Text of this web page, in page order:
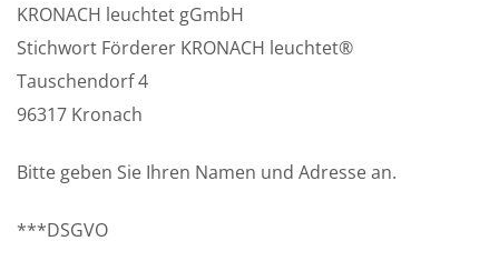
KRONACH leuchtet gGmbH
Stichwort Förderer KRONACH leuchtet®
Tauschendorf 4
96317 Kronach
Bitte geben Sie Ihren Namen und Adresse an.
***DSGVO